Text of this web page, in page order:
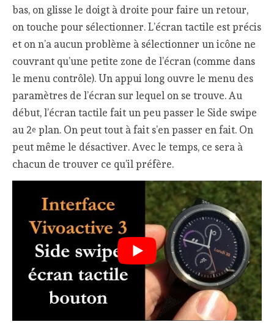
bas, on glisse le doigt à droite pour faire un retour,
on touche pour sélectionner. L’écran tactile est précis
et on n’a aucun problème à sélectionner un icône ne
couvrant qu’une petite zone de l’écran (comme dans
le menu contrôle). Un appui long ouvre le menu des
paramètres de l’écran sur lequel on se trouve. Au
début, l’écran tactile fait un peu passer le Side swipe
au 2e plan. On peut tout à fait s’en passer en fait. On
peut même le désactiver. Avec le temps, ce sera à
chacun de trouver ce qu’il préfère.